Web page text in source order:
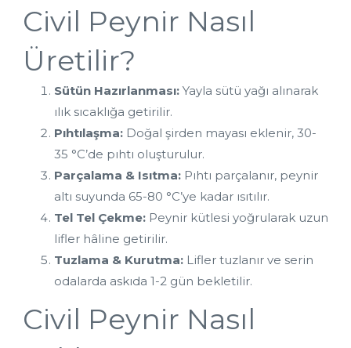
Civil Peynir Nasıl
Üretilir?
Sütün Hazırlanması: Yayla sütü yağı alınarak
ılık sıcaklığa getirilir.
Pıhtılaşma: Doğal şirden mayası eklenir, 30-
35 °C’de pıhtı oluşturulur.
Parçalama & Isıtma: Pıhtı parçalanır, peynir
altı suyunda 65-80 °C’ye kadar ısıtılır.
Tel Tel Çekme: Peynir kütlesi yoğrularak uzun
lifler hâline getirilir.
Tuzlama & Kurutma: Lifler tuzlanır ve serin
odalarda askıda 1-2 gün bekletilir.
Civil Peynir Nasıl